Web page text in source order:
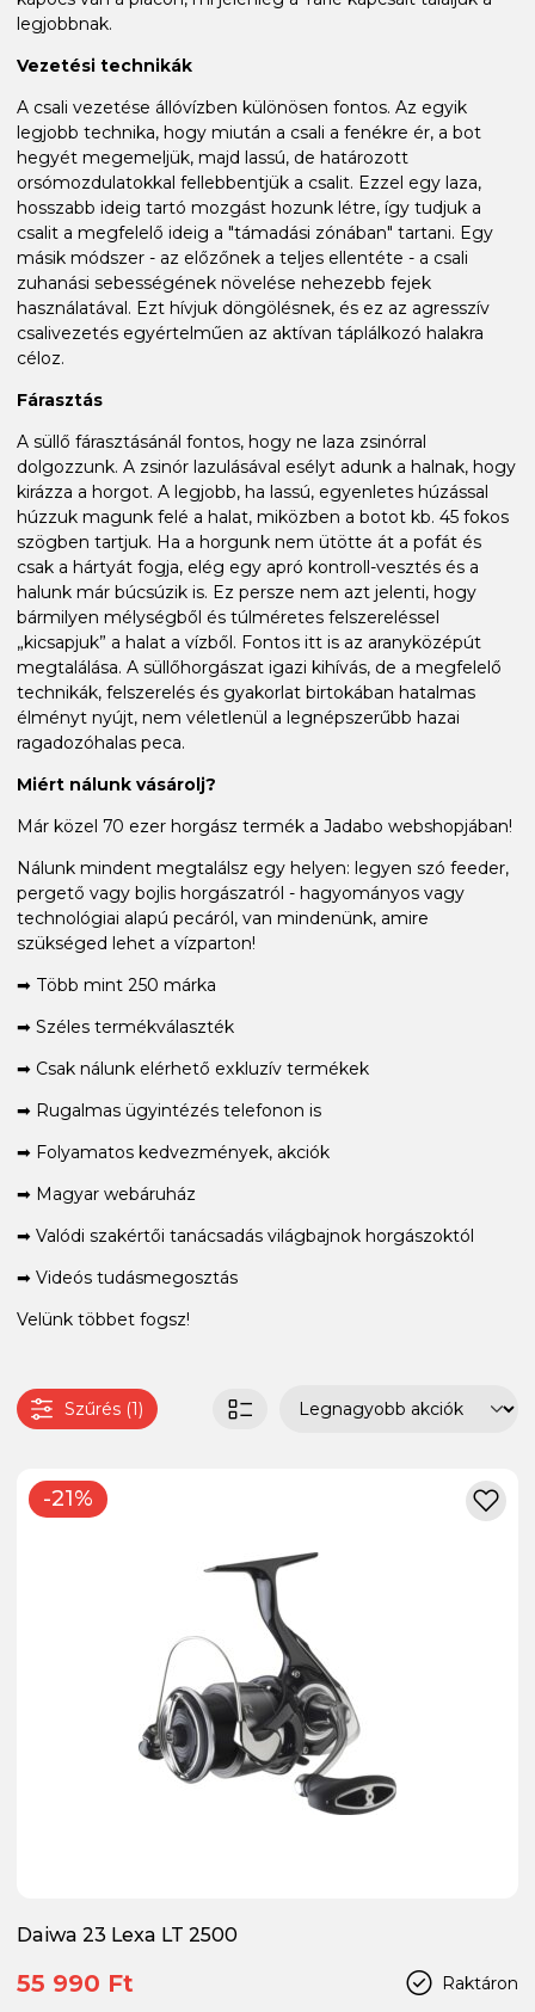
legjobbnak.
Vezetési technikák
A csali vezetése állóvízben különösen fontos. Az egyik
legjobb technika, hogy miután a csali a fenékre ér, a bot
hegyét megemeljük, majd lassú, de határozott
orsómozdulatokkal fellebbentjük a csalit. Ezzel egy laza,
hosszabb ideig tartó mozgást hozunk létre, így tudjuk a
csalit a megfelelő ideig a "támadási zónában" tartani. Egy
másik módszer - az előzőnek a teljes ellentéte - a csali
zuhanási sebességének növelése nehezebb fejek
használatával. Ezt hívjuk döngölésnek, és ez az agresszív
csalivezetés egyértelműen az aktívan táplálkozó halakra
céloz.
Fárasztás
A süllő fárasztásánál fontos, hogy ne laza zsinórral
dolgozzunk. A zsinór lazulásával esélyt adunk a halnak, hogy
kirázza a horgot. A legjobb, ha lassú, egyenletes húzással
húzzuk magunk felé a halat, miközben a botot kb. 45 fokos
szögben tartjuk. Ha a horgunk nem ütötte át a pofát és
csak a hártyát fogja, elég egy apró kontroll-vesztés és a
halunk már búcsúzik is. Ez persze nem azt jelenti, hogy
bármilyen mélységből és túlméretes felszereléssel
„kicsapjuk” a halat a vízből. Fontos itt is az aranyközépút
megtalálása. A süllőhorgászat igazi kihívás, de a megfelelő
technikák, felszerelés és gyakorlat birtokában hatalmas
élményt nyújt, nem véletlenül a legnépszerűbb hazai
ragadozóhalas peca.
Miért nálunk vásárolj?
Már közel 70 ezer horgász termék a Jadabo webshopjában!
Nálunk mindent megtalálsz egy helyen: legyen szó feeder,
pergető vagy bojlis horgászatról - hagyományos vagy
technológiai alapú pecáról, van mindenünk, amire
szükséged lehet a vízparton!
➡ Több mint 250 márka
➡ Széles termékválaszték
➡ Csak nálunk elérhető exkluzív termékek
➡ Rugalmas ügyintézés telefonon is
➡ Folyamatos kedvezmények, akciók
➡ Magyar webáruház
➡ Valódi szakértői tanácsadás világbajnok horgászoktól
➡ Videós tudásmegosztás
Velünk többet fogsz!
Szűrés (1)
-21%
Daiwa 23 Lexa LT 2500
Raktáron
55 990 Ft